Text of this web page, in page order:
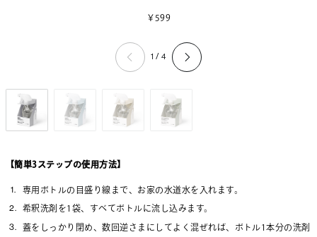
￥599
1 / 4
【簡単3ステップの使用方法】
専用ボトルの目盛り線まで、お家の水道水を入れます。
希釈洗剤を1袋、すべてボトルに流し込みます。
蓋をしっかり閉め、数回逆さまにしてよく混ぜれば、ボトル1本分の洗剤